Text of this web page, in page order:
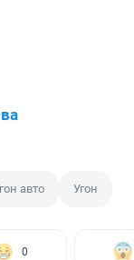
авто Угон
0